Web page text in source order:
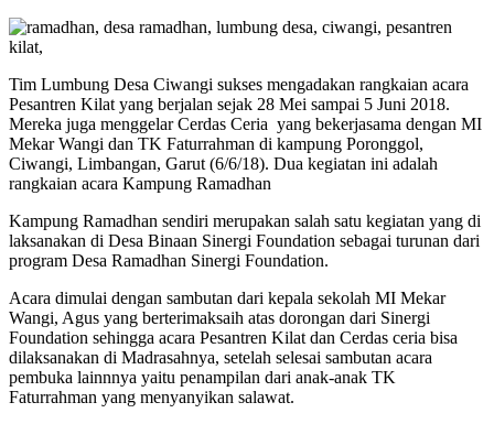
Tim Lumbung Desa Ciwangi sukses mengadakan rangkaian acara
Pesantren Kilat yang berjalan sejak 28 Mei sampai 5 Juni 2018.
Mereka juga menggelar Cerdas Ceria yang bekerjasama dengan MI
Mekar Wangi dan TK Faturrahman di kampung Poronggol,
Ciwangi, Limbangan, Garut (6/6/18). Dua kegiatan ini adalah
rangkaian acara Kampung Ramadhan
Kampung Ramadhan sendiri merupakan salah satu kegiatan yang di
laksanakan di Desa Binaan Sinergi Foundation sebagai turunan dari
program Desa Ramadhan Sinergi Foundation.
Acara dimulai dengan sambutan dari kepala sekolah MI Mekar
Wangi, Agus yang berterimaksaih atas dorongan dari Sinergi
Foundation sehingga acara Pesantren Kilat dan Cerdas ceria bisa
dilaksanakan di Madrasahnya, setelah selesai sambutan acara
pembuka lainnnya yaitu penampilan dari anak-anak TK
Faturrahman yang menyanyikan salawat.